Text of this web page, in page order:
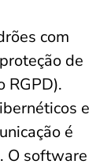
com
de
RGPD).
e
é
O software